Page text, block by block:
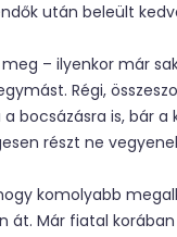
után beleült
– ilyenkor már
Régi,
bocsázásra is, bár
részt ne
komolyabb
át. Már fiatal